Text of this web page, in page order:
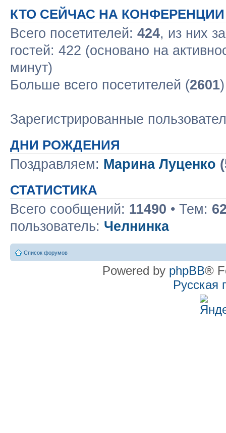
КТО СЕЙЧАС НА КОНФЕРЕНЦИИ
Всего посетителей: 424, из них
гостей: 422 (основано на
минут)
Больше всего посетителей (2601
Зарегистрированные
ДНИ РОЖДЕНИЯ
Поздравляем: Марина Луценко
СТАТИСТИКА
Всего сообщений: 11490 • Тем:
пользователь: Челнинка
Список форумов
Powered by phpBB®
Русская